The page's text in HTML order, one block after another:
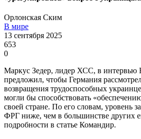
Орлонская Ским
В мире
13 сентября 2025
653
0
Маркус Зедер, лидер ХСС, в интервью
предложил, чтобы Германия
возвращения трудоспособных
могли бы способствовать
своей стране. По его словам, уровень
ФРГ ниже, чем в большинстве других
подробности в статье Командир.